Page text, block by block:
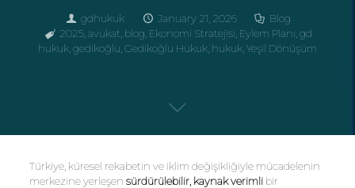
gdhukuk January 21, 2026
Blog
2025 ,avukat blog Ekonomi Stratejisi Eylem Planı ,gd
hukuk gedikoğlu Gedikoğlu Hukuk hukuk Yeşil Dönüşüm
Türkiye, küresel rekabetin ve iklim değişikliğiyle mücadelenin
merkezine yerleşen sürdürülebilir, kaynak verimlibir